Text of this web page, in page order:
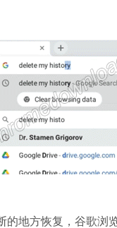
的地方恢复，谷歌浏